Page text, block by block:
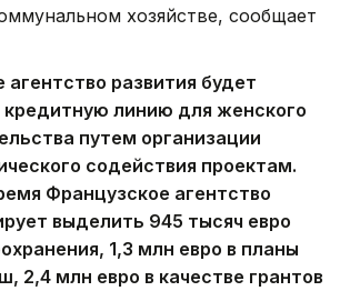
хозяйстве, сообщает
развития будет
линию для женского
путем организации
содействия проектам.
Французское агентство
выделить 945 тысяч евро
1,3 млн евро в планы
2,4 млн евро в качестве грантов